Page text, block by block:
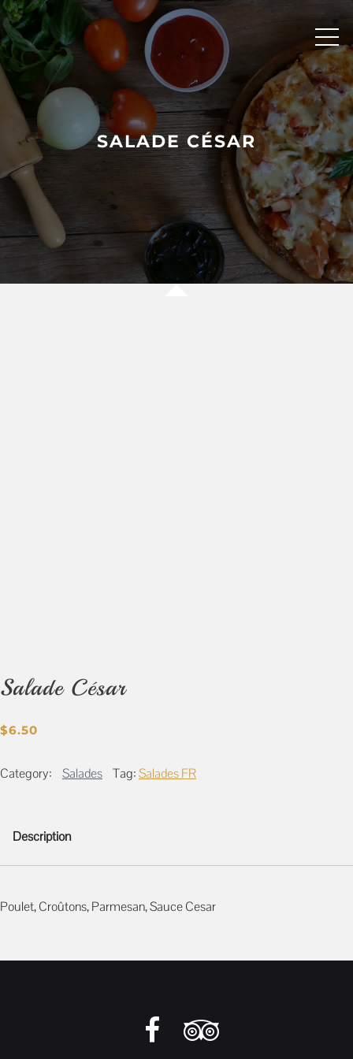
Skip
to
content
SALADE CÉSAR
Salade César
$6.50
Category: Salades Tag:Salades FR
Description
Description
Poulet, Croûtons, Parmesan, Sauce Cesar